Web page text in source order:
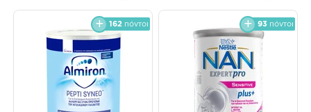
162 πόντοι 93 πόντοι